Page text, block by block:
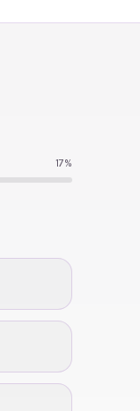
17%